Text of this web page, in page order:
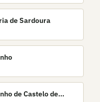
de Sardoura
de Castelo de